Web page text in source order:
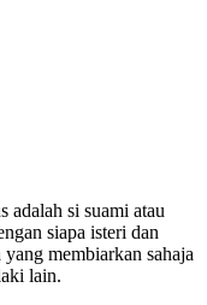
adalah si suami atau
siapa isteri dan
membiarkan sahaja
lain.